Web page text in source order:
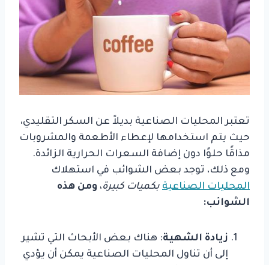
تعتبر المحليات الصناعية بديلاً عن السكر التقليدي،
حيث يتم استخدامها لإعطاء الأطعمة والمشروبات
مذاقًا حلوًا دون إضافة السعرات الحرارية الزائدة.
ومع ذلك، توجد بعض الشوائب في استهلاك
المحليات الصناعية بكميات كبيرة، ومن هذه
الشوائب:
زيادة الشهية: هناك بعض الأبحاث التي تشير
إلى أن تناول المحليات الصناعية يمكن أن يؤدي